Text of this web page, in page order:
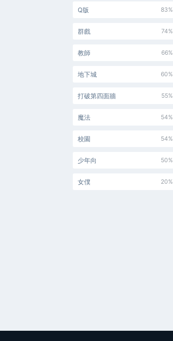
Q版 83%
群戲 74%
教師 66%
地下城 60%
打破第四面牆 55%
魔法 54%
校園 54%
少年向 50%
女僕 20%